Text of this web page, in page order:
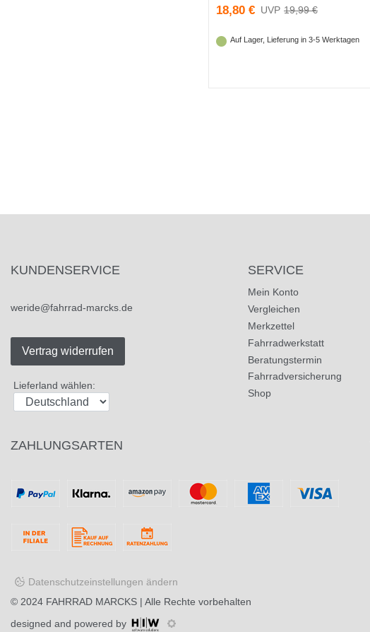
18,80 € 19,99 €
Auf Lager, Lieferung in 3-5 Werktagen
KUNDENSERVICE
weride@fahrrad-marcks.de
Vertrag widerrufen
Lieferland wählen:
SERVICE
Mein Konto
Vergleichen
Merkzettel
Fahrradwerkstatt
Beratungstermin
Fahrradversicherung
Shop
ZAHLUNGSARTEN
Datenschutzeinstellungen ändern
© 2024 FAHRRAD MARCKS | Alle Rechte vorbehalten
designed and powered by